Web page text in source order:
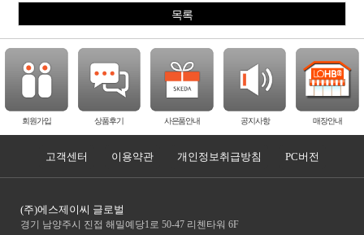
목록
회원가입 상품후기 사은품안내 공지사항 매장안내
고객센터 이용약관 개인정보취급방침 PC버전
(주)에스제이씨 글로벌
경기 남양주시 진접 해밀예당1로 50-47 리첸타워 6F